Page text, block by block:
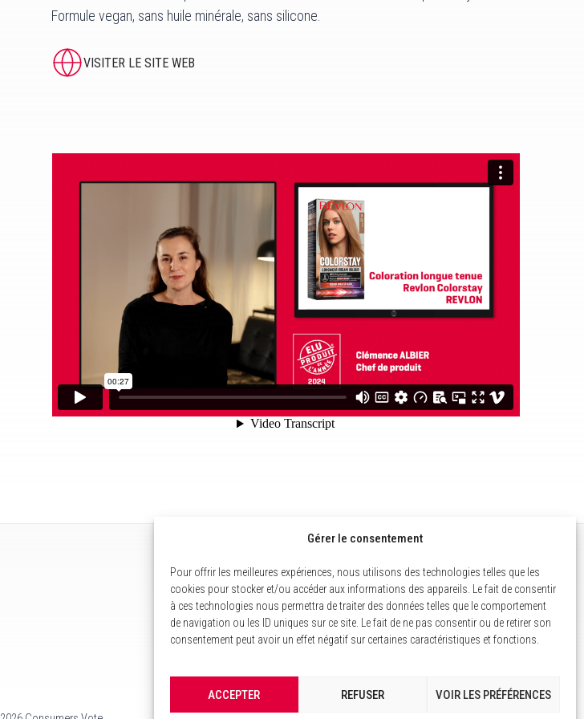
Gérer le consentement
Pour offrir les meilleures expériences, nous utilisons des technologies telles que les
cookies pour stocker et/ou accéder aux informations des appareils. Le fait de consentir
à ces technologies nous permettra de traiter des données telles que le comportement
de navigation ou les ID uniques sur ce site. Le fait de ne pas consentir ou de retirer son
consentement peut avoir un effet négatif sur certaines caractéristiques et fonctions.
ACCEPTER REFUSER VOIR LES PRÉFÉRENCES
Formule vegan, sans huile minérale, sans silicone.
VISITER LE SITE WEB
MENTIONS LÉGALES
POLITIQUE DES COOKIES
GESTION DES COOKIES